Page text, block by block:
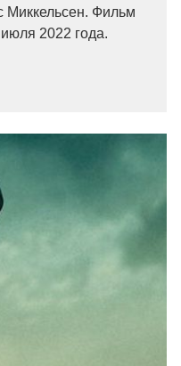
Миккельсен. Фильм
2022 года.